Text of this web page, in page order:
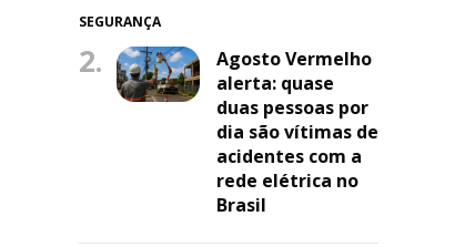
SEGURANÇA
2.
Agosto Vermelho
alerta: quase
duas pessoas por
dia são vítimas de
acidentes com a
rede elétrica no
Brasil